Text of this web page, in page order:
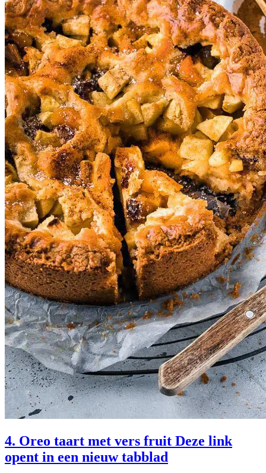
4. Oreo taart met vers fruit Deze link
opent in een nieuw tabblad